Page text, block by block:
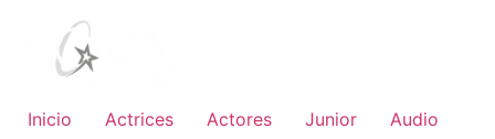
Inicio Actrices Actores Junior
Audio